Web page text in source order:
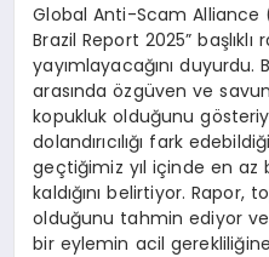
Global Anti-Scam Alliance
Brazil Report 2025” başlıklı
yayımlayacağını duyurdu.
arasındaözgüven ve
kopukluk olduğunu gö
dolandırıcılığı fark
geçtiğimiz yıl içinde en az
kaldığını belirtiyor. Rapor,
olduğunu tahmin ediyor
bir eylemin acil